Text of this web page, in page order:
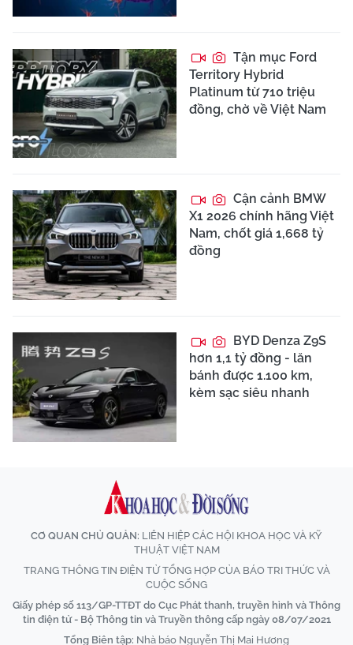
Tận mục Ford
Territory Hybrid
Platinum từ 710 triệu
đồng, chờ về Việt Nam
Cận cảnh BMW
X1 2026 chính hãng Việt
Nam, chốt giá 1,668 tỷ
đồng
BYD Denza Z9S
hơn 1,1 tỷ đồng - lăn
bánh được 1.100 km,
kèm sạc siêu nhanh
CƠ QUAN CHỦ QUẢN: LIÊN HIỆP CÁC HỘI KHOA HỌC VÀ KỸ
THUẬT VIỆT NAM
TRANG THÔNG TIN ĐIỆN TỬ TỔNG HỢP CỦA BÁO TRI THỨC VÀ
CUỘC SỐNG
Giấy phép số 113/GP-TTĐT do Cục Phát thanh, truyền hình và Thông
tin điện tử - Bộ Thông tin và Truyền thông cấp ngày 08/07/2021
Tổng Biên tập: Nhà báo Nguyễn Thị Mai Hương